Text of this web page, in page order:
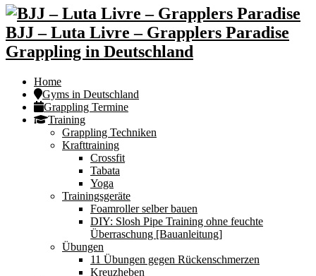
BJJ – Luta Livre – Grapplers Paradise
Grappling in Deutschland
Home
Gyms in Deutschland
Grappling Termine
Training
Grappling Techniken
Krafttraining
Crossfit
Tabata
Yoga
Trainingsgeräte
Foamroller selber bauen
DIY: Slosh Pipe Training ohne feuchte
Überraschung [Bauanleitung]
Übungen
11 Übungen gegen Rückenschmerzen
Kreuzheben